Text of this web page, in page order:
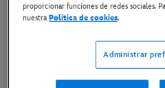
Four.
Gracias al acuerdo global de
Disney+ ofrece en directo
esta fase decisiva,
proporcionar funciones de redes sociales.
nuestraPolítica de cookies.
Administrar